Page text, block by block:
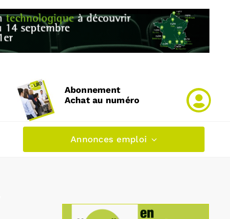
Abonnement
Achat au numéro
Annonces emploi